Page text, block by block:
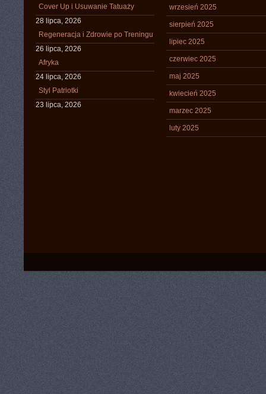
Cover Up i Usuwanie Tatuaży
28 lipca, 2026
Regeneracja i Zdrowie po Treningu
26 lipca, 2026
Afryka
24 lipca, 2026
Styl Patriotki
23 lipca, 2026
wrzesień 2025
sierpień 2025
lipiec 2025
czerwiec 2025
maj 2025
kwiecień 2025
marzec 2025
luty 2025